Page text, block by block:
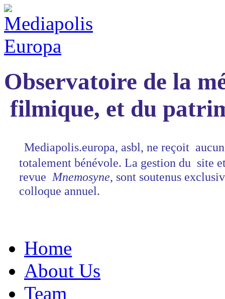
Observatoire de la
filmique, et du
Mediapolis.europa, asbl, ne reçoit
totalement bénévole. La gestion du site
revue Mnemosyne, sont soutenus
colloque annuel.
Home
About Us
Team